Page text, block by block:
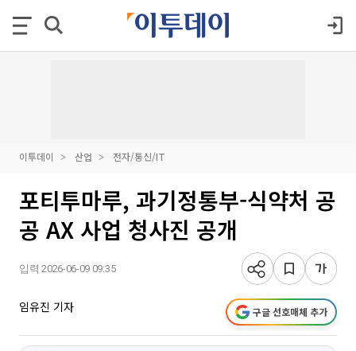
이투데이 산업 전자/통신/IT
포티투마루, 과기정통부-식약처 공
공 AX 사업 청사진 공개
입력 2026-06-09 09:35
임유진 기자 구글 선호매체 추가